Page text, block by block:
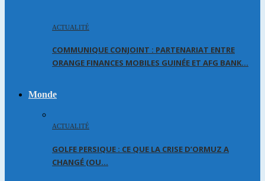
ACTUALITÉ
COMMUNIQUE CONJOINT : PARTENARIAT ENTRE
ORANGE FINANCES MOBILES GUINÉE ET AFG BANK…
Monde
ACTUALITÉ
GOLFE PERSIQUE : CE QUE LA CRISE D’ORMUZ A
CHANGÉ (OU…